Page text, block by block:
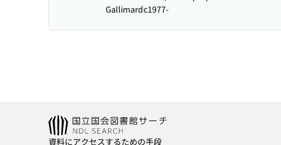
Gallimardc1977-
資料にアクセスするための手段